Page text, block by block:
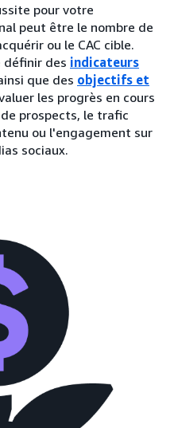
pour votre
peut être le nombre de
ou le CAC cible.
définir des indicateurs
que des objectifs et
les progrès en cours
prospects, le trafic
ou l'engagement sur
sociaux.